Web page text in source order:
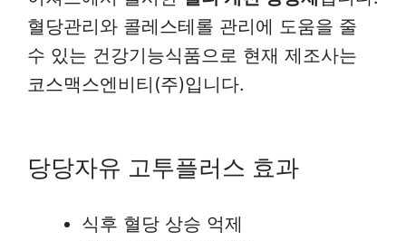
혈당관리와 콜레스테롤 관리에 도움을 줄
수 있는 건강기능식품으로 현재 제조사는
코스맥스엔비티(주)입니다.
당당자유 고투플러스 효과
식후 혈당 상승 억제